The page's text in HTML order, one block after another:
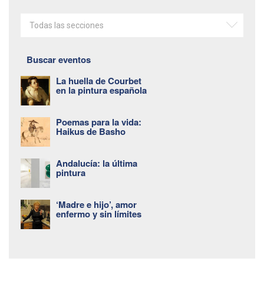
Todas las secciones
Buscar eventos
La huella de Courbet
en la pintura española
Poemas para la vida:
Haikus de Basho
Andalucía: la última
pintura
‘Madre e hijo’, amor
enfermo y sin límites